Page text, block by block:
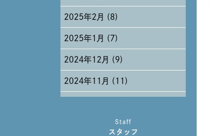
2025年2月 (8)
2025年1月 (7)
2024年12月 (9)
2024年11月 (11)
2024年9月 (11)Staff
スタッフ